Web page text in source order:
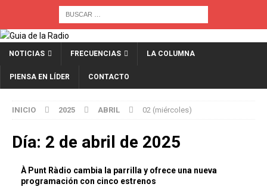
NOTICIAS FRECUENCIAS LA COLUMNA
PIENSA EN LÍDER CONTACTO
INICIO 2025 ABRIL 02 (miércoles)
Día: 2 de abril de 2025
À Punt Ràdio cambia la parrilla y ofrece una nueva
programación con cinco estrenos